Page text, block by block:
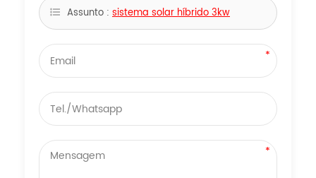
Assunto : sistema solar híbrido 3kw